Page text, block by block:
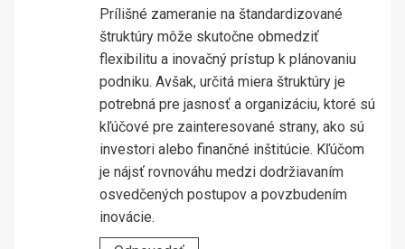
Prílišné zameranie na štandardizované
štruktúry môže skutočne obmedziť
flexibilitu a inovačný prístup k plánovaniu
podniku. Avšak, určitá miera štruktúry je
potrebná pre jasnosť a organizáciu, ktoré sú
kľúčové pre zainteresované strany, ako sú
investori alebo finančné inštitúcie. Kľúčom
je nájsť rovnováhu medzi dodržiavaním
osvedčených postupov a povzbudením
inovácie.